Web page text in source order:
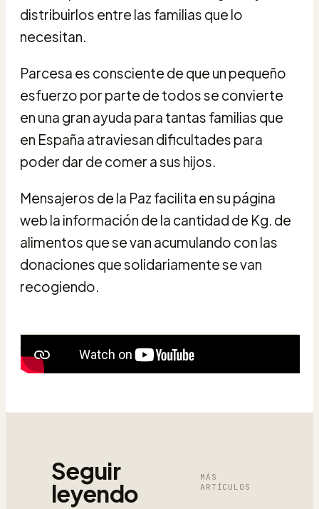
distribuirlos entre las familias que lo
necesitan.
Parcesa es consciente de que un pequeño
esfuerzo por parte de todos se convierte
en una gran ayuda para tantas familias que
en España atraviesan dificultades para
poder dar de comer a sus hijos.
Mensajeros de la Paz facilita en su página
web la información de la cantidad de Kg. de
alimentos que se van acumulando con las
donaciones que solidariamente se van
recogiendo.
Seguir
leyendo
MÁS
ARTÍCULOS